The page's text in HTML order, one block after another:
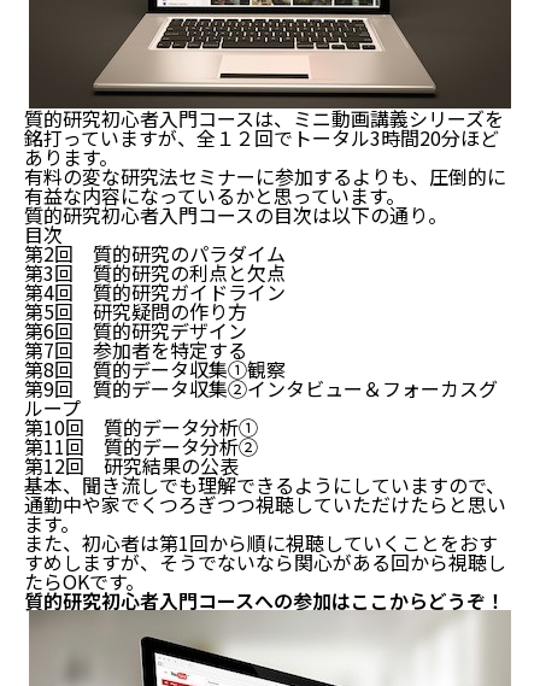
質的研究初心者入門コースは、ミニ動画講義シリーズを
銘打っていますが、全１２回でトータル3時間20分ほど
あります。
有料の変な研究法セミナーに参加するよりも、圧倒的に
有益な内容になっているかと思っています。
質的研究初心者入門コースの目次は以下の通り。
目次
第2回 質的研究のパラダイム
第3回 質的研究の利点と欠点
第4回 質的研究ガイドライン
第5回 研究疑問の作り方
第6回 質的研究デザイン
第7回 参加者を特定する
第8回 質的データ収集①観察
第9回 質的データ収集②インタビュー＆フォーカスグ
ループ
第10回 質的データ分析①
第11回 質的データ分析②
第12回 研究結果の公表
基本、聞き流しでも理解できるようにしていますので、
通勤中や家でくつろぎつつ視聴していただけたらと思い
ます。
また、初心者は第1回から順に視聴していくことをおす
すめしますが、そうでないなら関心がある回から視聴し
たらOKです。
質的研究初心者入門コースへの参加はここからどうぞ！